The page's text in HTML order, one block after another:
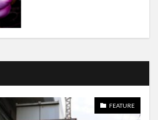
FEATURE